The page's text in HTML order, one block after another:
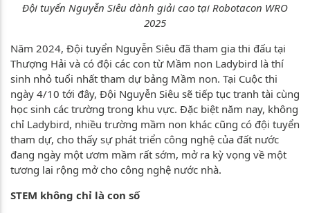
Đội tuyển Nguyễn Siêu dành giải cao tại Robotacon WRO
2025
Năm 2024, Đội tuyển Nguyễn Siêu đã tham gia thi đấu tại
Thượng Hải và có đội các con từ Mầm non Ladybird là thí
sinh nhỏ tuổi nhất tham dự bảng Mầm non. Tại Cuộc thi
ngày 4/10 tới đây, Đội Nguyễn Siêu sẽ tiếp tục tranh tài cùng
học sinh các trường trong khu vực. Đặc biệt năm nay, không
chỉ Ladybird, nhiều trường mầm non khác cũng có đội tuyển
tham dự, cho thấy sự phát triển công nghệ của đất nước
đang ngày một ươm mầm rất sớm, mở ra kỳ vọng về một
tương lai rộng mở cho công nghệ nước nhà.
STEM không chỉ là con số